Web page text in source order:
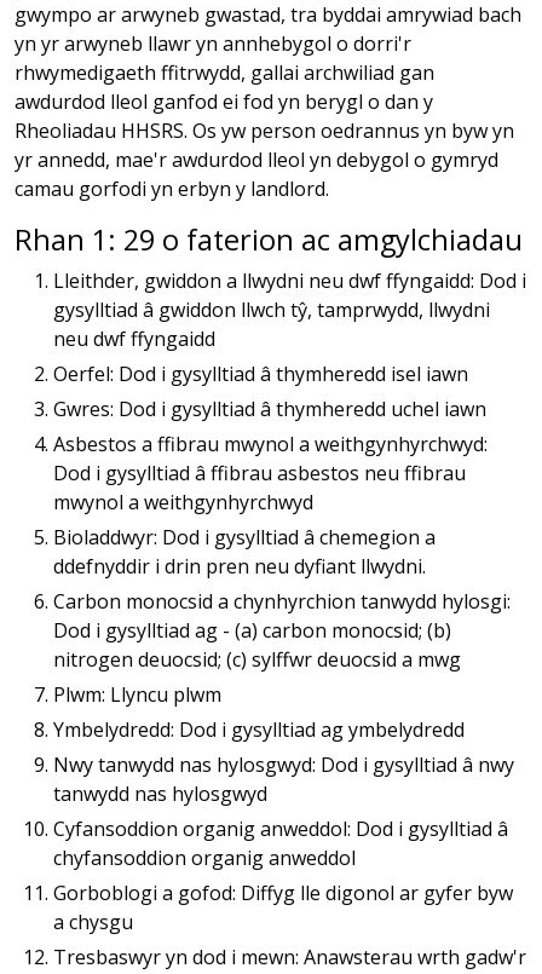
gwympo ar arwyneb gwastad, tra byddai amrywiad bach
yn yr arwyneb llawr yn annhebygol o dorri'r
rhwymedigaeth ffitrwydd, gallai archwiliad gan
awdurdod lleol ganfod ei fod yn berygl o dan y
Rheoliadau HHSRS. Os yw person oedrannus yn byw yn
yr annedd, mae'r awdurdod lleol yn debygol o gymryd
camau gorfodi yn erbyn y landlord.
Rhan 1: 29 o faterion ac amgylchiadau
Lleithder, gwiddon a llwydni neu dwf ffyngaidd: Dod i
gysylltiad â gwiddon llwch tŷ, tamprwydd, llwydni
neu dwf ffyngaidd
Oerfel: Dod i gysylltiad â thymheredd isel iawn
Gwres: Dod i gysylltiad â thymheredd uchel iawn
Asbestos a ffibrau mwynol a weithgynhyrchwyd:
Dod i gysylltiad â ffibrau asbestos neu ffibrau
mwynol a weithgynhyrchwyd
Bioladdwyr: Dod i gysylltiad â chemegion a
ddefnyddir i drin pren neu dyfiant llwydni.
Carbon monocsid a chynhyrchion tanwydd hylosgi:
Dod i gysylltiad ag - (a) carbon monocsid; (b)
nitrogen deuocsid; (c) sylffwr deuocsid a mwg
Plwm: Llyncu plwm
Ymbelydredd: Dod i gysylltiad ag ymbelydredd
Nwy tanwydd nas hylosgwyd: Dod i gysylltiad â nwy
tanwydd nas hylosgwyd
Cyfansoddion organig anweddol: Dod i gysylltiad â
chyfansoddion organig anweddol
Gorboblogi a gofod: Diffyg lle digonol ar gyfer byw
a chysgu
Tresbaswyr yn dod i mewn: Anawsterau wrth gadw'r